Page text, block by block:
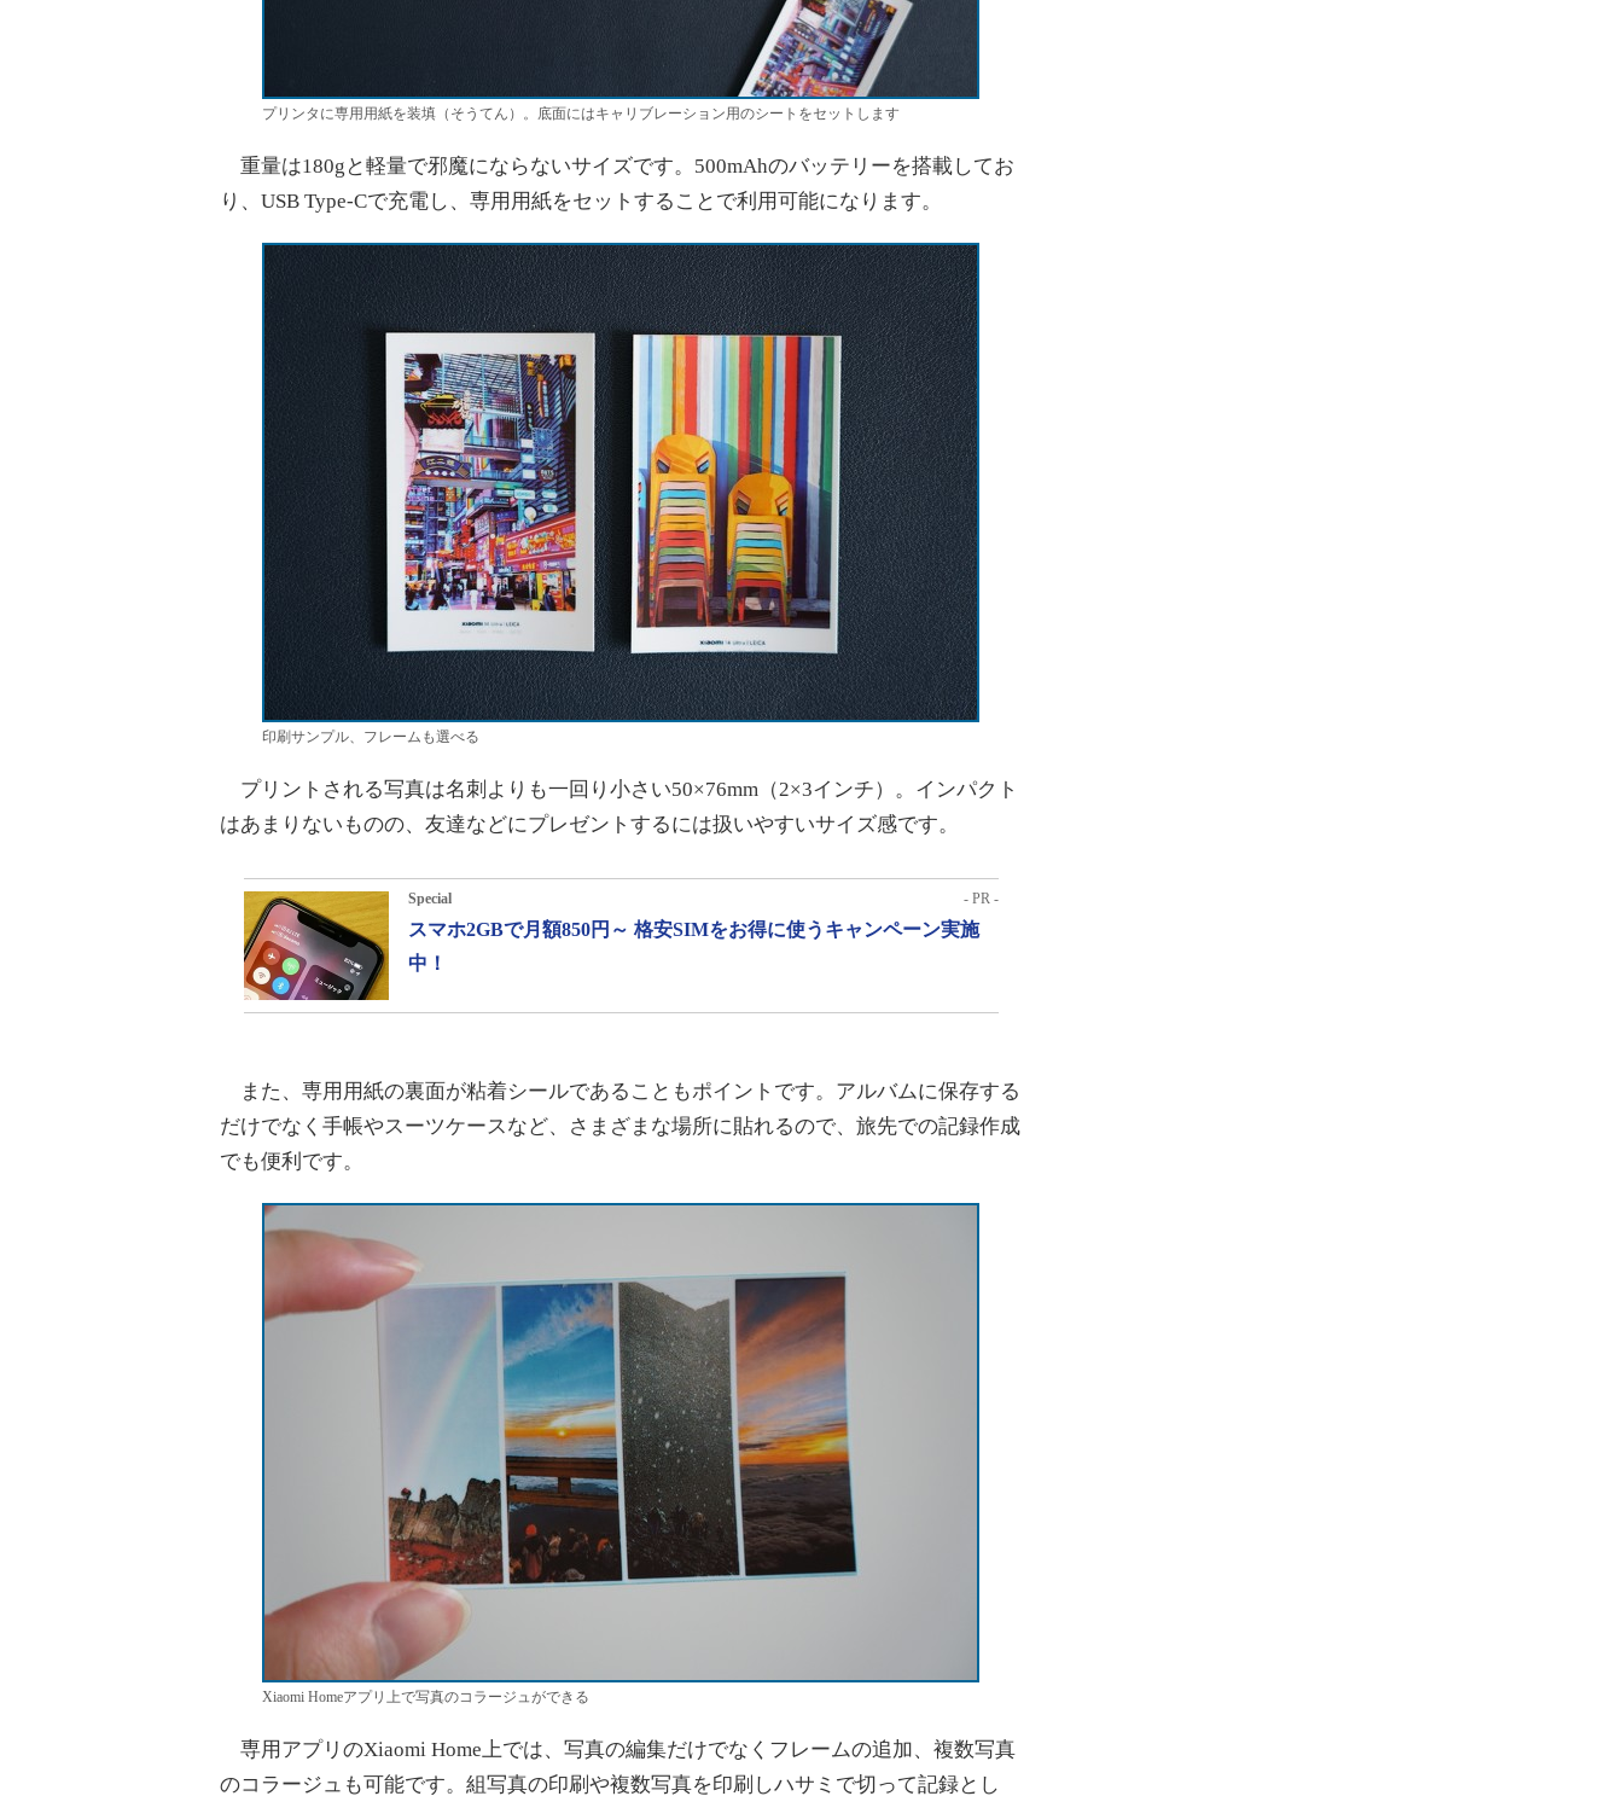
プリンタに専用用紙を装填（そうてん）。底面にはキャリブレーション用のシートをセットします
重量は180gと軽量で邪魔にならないサイズです。500mAhのバッテリーを搭載してお
り、USB Type-Cで充電し、専用用紙をセットすることで利用可能になります。
印刷サンプル、フレームも選べる
プリントされる写真は名刺よりも一回り小さい50×76mm（2×3インチ）。インパクト
はあまりないものの、友達などにプレゼントするには扱いやすいサイズ感です。
Special - PR -
スマホ2GBで月額850円～ 格安SIMをお得に使うキャンペーン実施
中！
また、専用用紙の裏面が粘着シールであることもポイントです。アルバムに保存する
だけでなく手帳やスーツケースなど、さまざまな場所に貼れるので、旅先での記録作成
でも便利です。
Xiaomi Homeアプリ上で写真のコラージュができる
専用アプリのXiaomi Home上では、写真の編集だけでなくフレームの追加、複数写真
のコラージュも可能です。組写真の印刷や複数写真を印刷しハサミで切って記録とし